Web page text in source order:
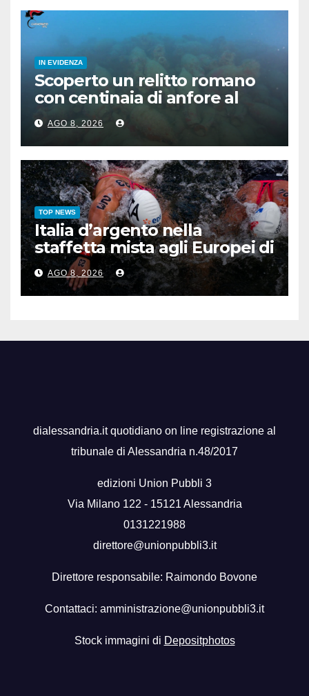
IN EVIDENZA
Scoperto un relitto romano
con centinaia di anfore al
largo di Mazara del Vallo
AGO 8, 2026
TOP NEWS
Italia d’argento nella
staffetta mista agli Europei di
nuoto di fondo
AGO 8, 2026
dialessandria.it quotidiano on line registrazione al
tribunale di Alessandria n.48/2017
edizioni Union Pubbli 3
Via Milano 122 - 15121 Alessandria
0131221988
direttore@unionpubbli3.it
Direttore responsabile: Raimondo Bovone
Contattaci: amministrazione@unionpubbli3.it
Stock immagini di Depositphotos